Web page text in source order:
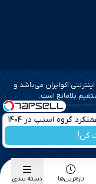
گروه اسنپ در ۱۴۰۴
کن!
اکوایران می‌باشد و
بلامانع است.
تازه‌ترین‌ها دسته بندی